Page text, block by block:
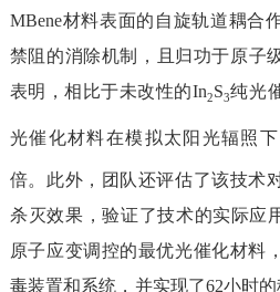
MBene材料表面的自旋轨道耦合
禁阻的消除机制
，且 归功于原子
表明，相比于未改性的In2S3纯光
光催化材料在模拟太阳光辐照下
倍。此外，团队还评估了该技术
杀灭效果，验证了技术的实际应
原子应变调控的最优光催化材料
毒装置和系统 ，并实现了62小时的